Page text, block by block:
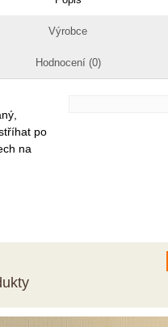
Výrobce
Hodnocení (0)
po
na